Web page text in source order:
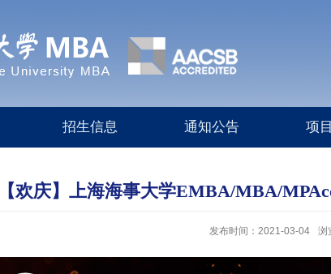
招生信息 通知公告 项
【欢庆】上海海事大学EMBA/MBA/
发布时间：2021-03-04 浏